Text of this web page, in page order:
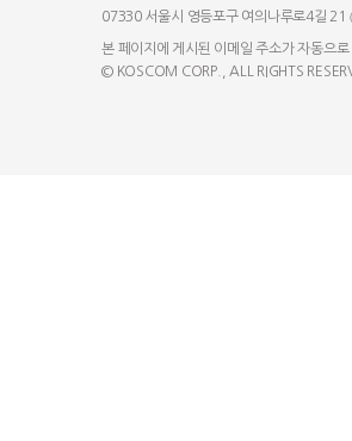
07330 서울시 영등포구 여의나루로4길 21
본 페이지에 게시된 이메일 주소가 자동으
© KOSCOM CORP., ALL RIGHTS